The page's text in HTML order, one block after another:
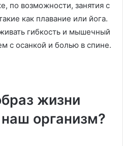
по возможности, занятия с
как плавание или йога.
гибкость и мышечный
с осанкой и болью в спине.
жизни
организм?